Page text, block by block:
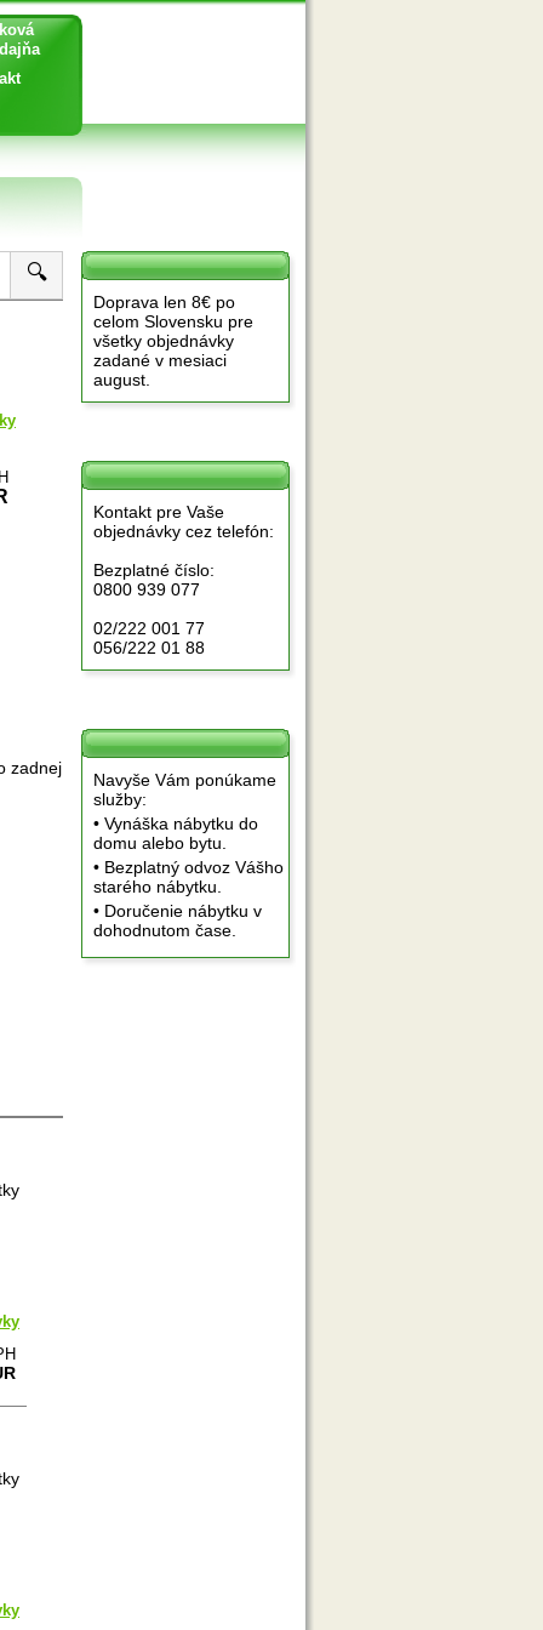
🔍
zadnej
Doprava len 8€ po
celom Slovensku pre
všetky objednávky
zadané v mesiaci
august.
Kontakt pre Vaše
objednávky cez telefón:
Bezplatné číslo:
0800 939 077
02/222 001 77
056/222 01 88
Navyše Vám ponúkame
služby:
• Vynáška nábytku do
domu alebo bytu.
• Bezplatný odvoz Vášho
starého nábytku.
• Doručenie nábytku v
dohodnutom čase.